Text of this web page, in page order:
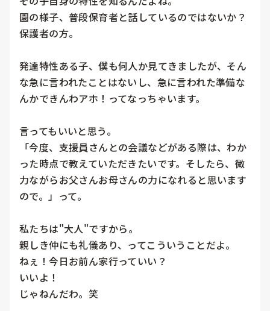
園の様子、普段保育者と話しているのではないか？
保護者の方。
発達特性ある子、僕も何人か見てきましたが、そん
な急に言われたことはないし、急に言われた準備な
んかできんわアホ！ってなっちゃいます。
言ってもいいと思う。
「今度、支援員さんとの会議などがある際は、わか
った時点で教えていただきたいです。そしたら、微
力ながらお父さんお母さんの力になれると思います
ので。」って。
私たちは"大人"ですから。
親しき仲にも礼儀あり、ってこういうことだよ。
ねぇ！今日お前ん家行っていい？
いいよ！
じゃねんだわ。笑